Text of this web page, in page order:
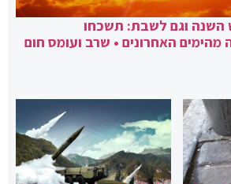
השנה וגם לשבת: תשכחו
מהימים האחרונים • שרב ועומס חום